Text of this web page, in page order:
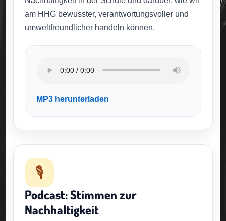
am HHG bewusster, verantwortungsvoller und
umweltfreundlicher handeln können.
MP3 herunterladen
🎙️
Podcast: Stimmen zur
Nachhaltigkeit